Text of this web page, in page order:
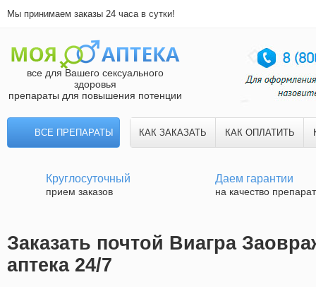
Мы принимаем заказы 24 часа в сутки!
все для Вашего сексуального
здоровья
препараты для повышения потенции
ВСЕ ПРЕПАРАТЫ КАК ЗАКАЗАТЬ КАК ОПЛАТИТЬ
Круглосуточный
прием заказов
Даем гарантии
на качество
Заказать почтой Виагра
аптека 24/7